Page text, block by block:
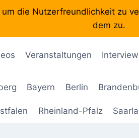
Die
Veranstaltungen
Bayern Berlin
Rheinland-Pfalz
die Nutzerfreundlichkeit zu
dem zu.